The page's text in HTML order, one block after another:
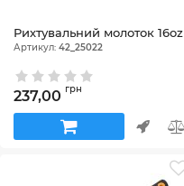
Рихтувальний молоток 16oz
Артикул: 42_25022
237,00 грн